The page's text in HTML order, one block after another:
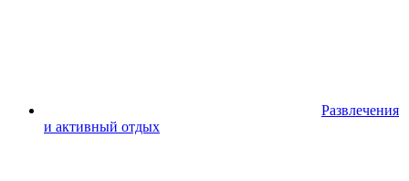
Развлечения
и активный отдых